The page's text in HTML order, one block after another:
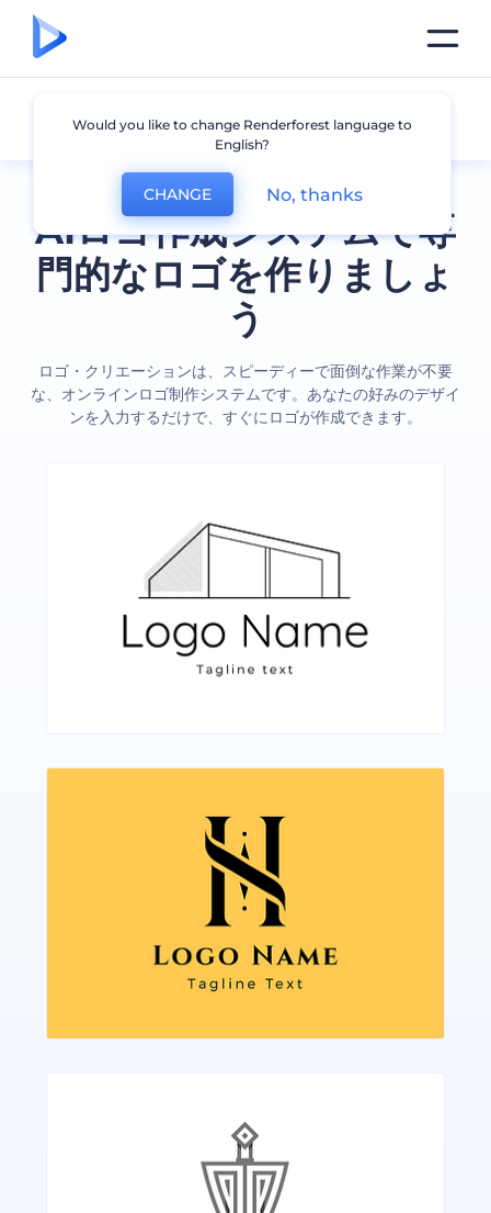
AIロゴ作成システムで専
門的なロゴを作りましょ
う
ロゴ・クリエーションは、スピーディーで面倒な作業が不要
な、オンラインロゴ制作システムです。あなたの好みのデザイ
ンを入力するだけで、すぐにロゴが作成できます。
全てのロゴ
Would you like to change Renderforest language to
English?
CHANGE No, thanks